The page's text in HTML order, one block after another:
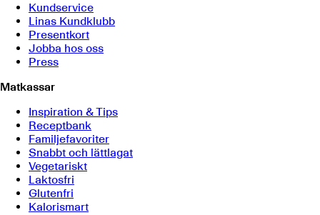
Kundservice
Linas Kundklubb
Presentkort
Jobba hos oss
Press
Matkassar
Inspiration & Tips
Receptbank
Familjefavoriter
Snabbt och lättlagat
Vegetariskt
Laktosfri
Glutenfri
Kalorismart